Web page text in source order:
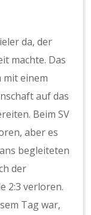
da, der
machte. Das
einem
auf das
Beim SV
aber es
begleiteten
der
2:3 verloren.
Tag war,